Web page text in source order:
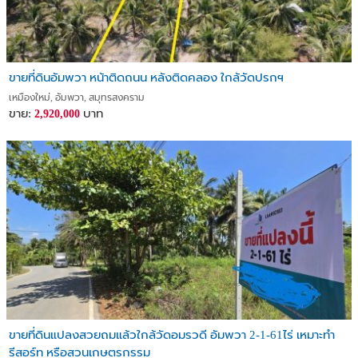
ขายที่ดินอัมพวา หน้าติดถนน หลังติดคลอง ใกล้วัดปรกฯ
เหมืองใหม่, อัมพวา, สมุทรสงคราม
ขาย: 2,920,000 บาท
ขายที่ดินแปลงสวยถมแล้วใกล้วัดอมรวดี อัมพวา 2-1-61ไร่ เหมาะทำ
รีสอร์ท หรือสวนเกษตรกรรม